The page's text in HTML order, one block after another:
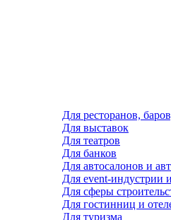
Для ресторанов,
Для выставок
Для театров
Для банков
Для автосалонов и
Для event-индустрии
Для сферы
Для гостинниц и
Для туризма